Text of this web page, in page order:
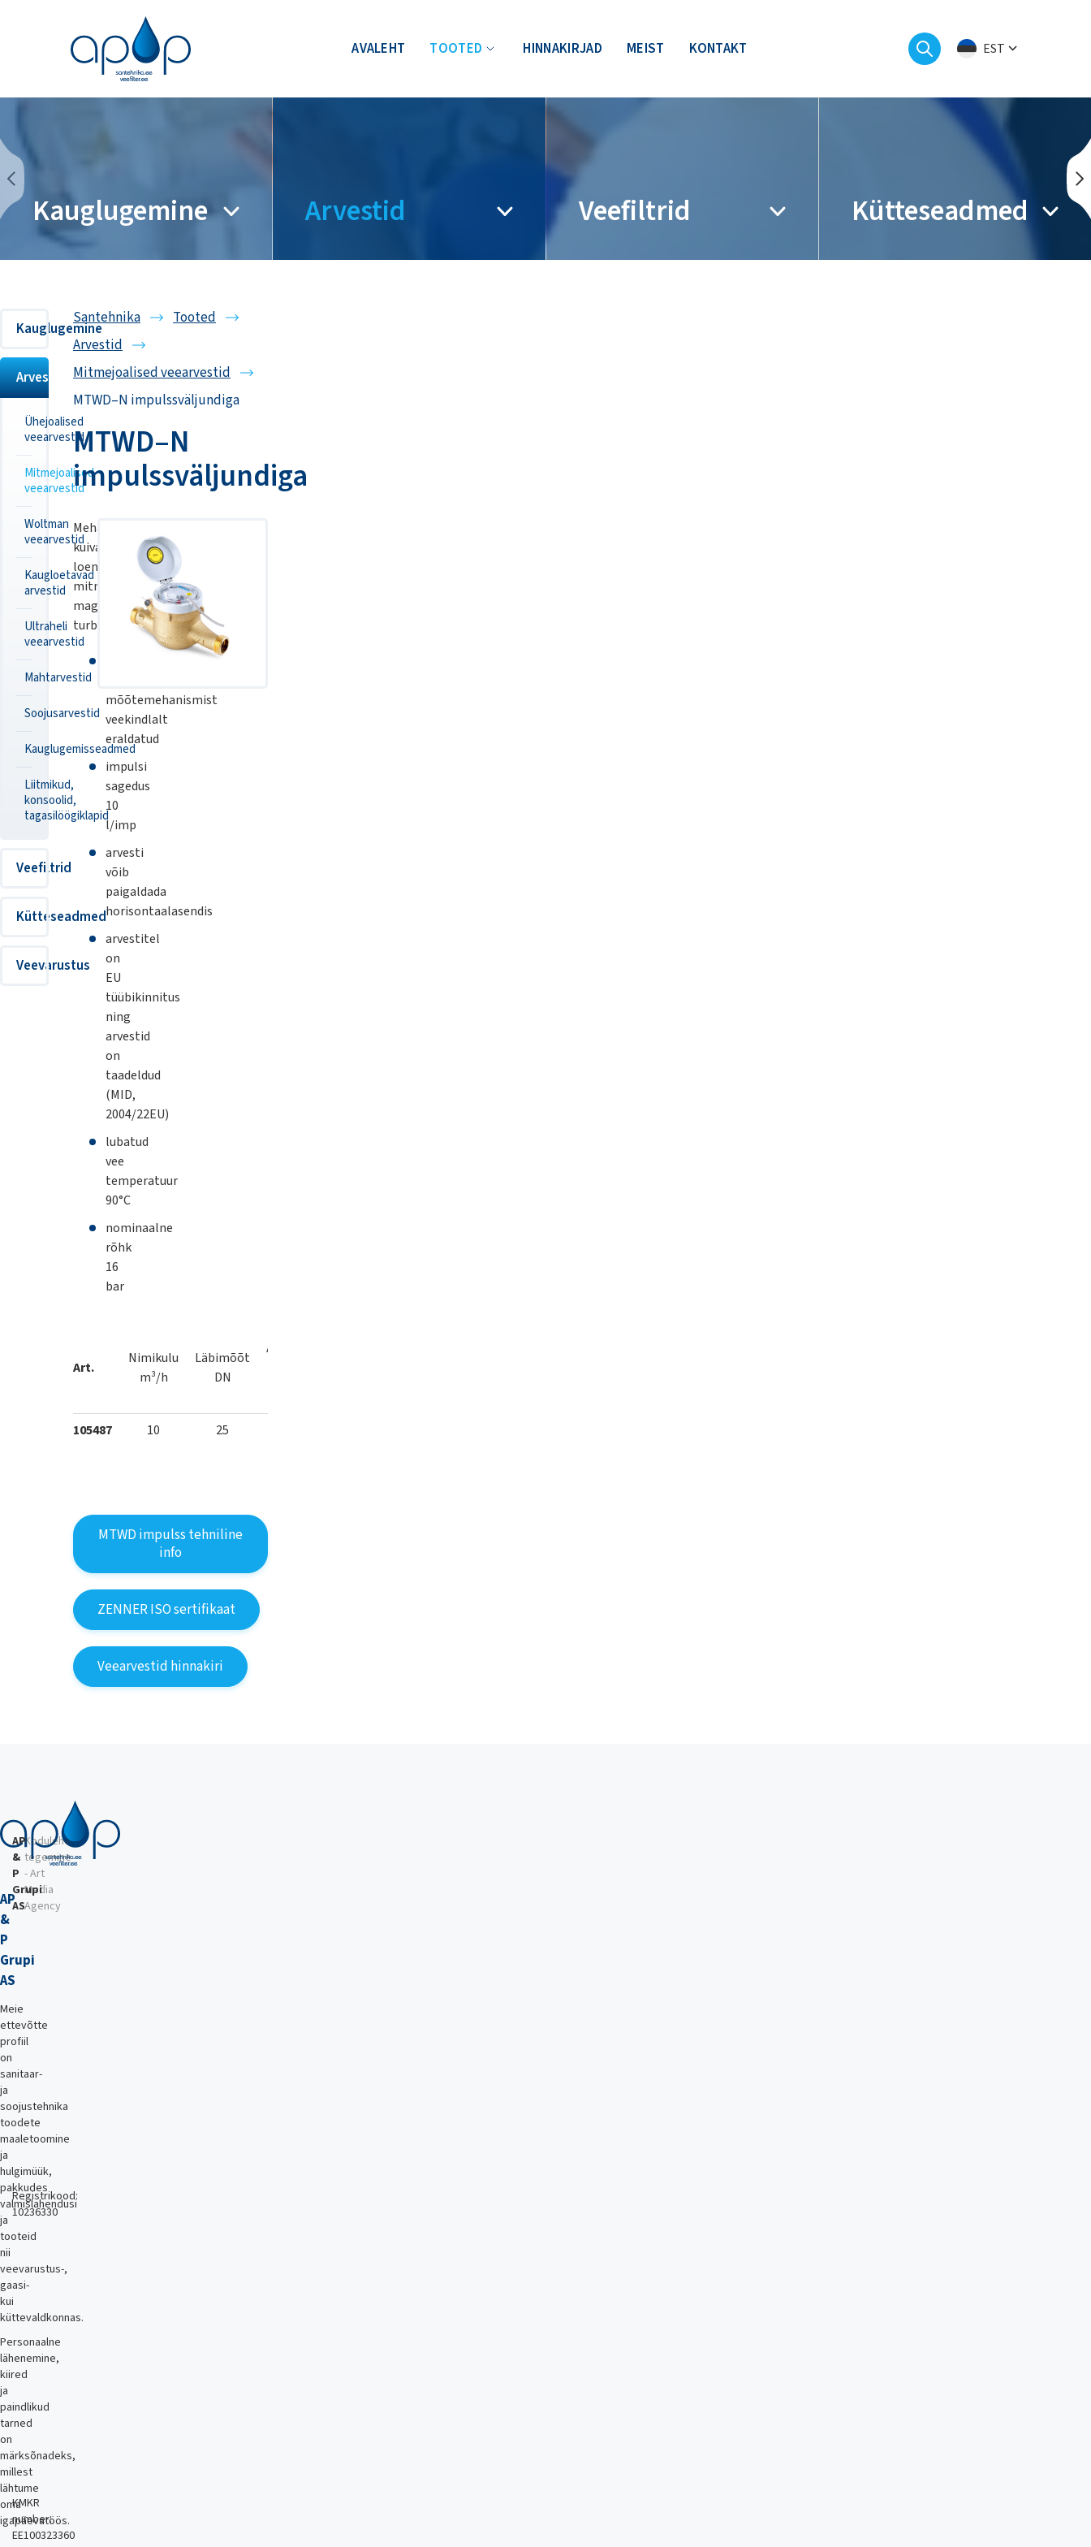
AVALEHT TOOTED HINNAKIRJAD MEIST KONTAKT EST
Kauglugemine Arvestid Veefiltrid Kütteseadmed
Santehnika
Tooted
Arvestid
Mitmejoalised veearvestid
MTWD–N impulssväljundiga
MTWD–N
impulssväljundiga
Mehaaniline
kuiva
loenduriga
mitmejoaline
magnetülekandega
turbiinarvesti.
mõõtemehanismist
veekindlalt
eraldatud
impulsi
sagedus
10
l/imp
arvesti
võib
paigaldada
horisontaalasendis
arvestitel
on
EU
tüübikinnitus
ning
arvestid
on
taadeldud
(MID,
2004/22EU)
lubatud
vee
temperatuur
90°C
nominaalne
rõhk
16
bar
Art.
Nimikulu
m³/h
Läbimõõt
DN
Arvesti
105487 10 25
MTWD impulss tehniline
info
ZENNER ISO sertifikaat
Veearvestid hinnakiri
Kauglugemine
Arvestid
Ühejoalised
veearvestid
Mitmejoalised
veearvestid
Woltman
veearvestid
Kaugloetavad
arvestid
Ultraheli
veearvestid
Mahtarvestid
Soojusarvestid
Kauglugemisseadmed
Liitmikud,
konsoolid,
tagasilöögiklapid
Veefiltrid
Kütteseadmed
Veevarustus
AP
&
P
Grupi
AS
Meie
ettevõtte
profiil
on
sanitaar-
ja
soojustehnika
toodete
maaletoomine
ja
hulgimüük,
pakkudes
valmislahendusi
ja
tooteid
nii
veevarustus-,
gaasi-
kui
küttevaldkonnas.
Personaalne
lähenemine,
kiired
ja
paindlikud
tarned
on
märksõnadeks,
millest
lähtume
oma
igapäevatöös.
AP
&
P
Grupi
AS
Registrikood:
10236330
KMKR
number:
EE100323360
Kodulehe
tegemine
- Art
Media
Agency